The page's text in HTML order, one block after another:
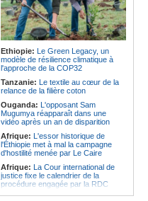
Angola:Une expédition automobile
favorise le tourisme à Humpata
Angola:La WAS-AC souhaite
collaborer avec le pays pour
stimuler l'aquaculture
Afrique:Un groupe parlementaire
se penche sur le rôle des femmes
dans l'interaction avec les
communautés
Ethiopie: Le Green Legacy, un
modèle de résilience climatique à
l'approche de la COP32
Tanzanie: Le textile au cœur de la
relance de la filière coton
Ouganda: L'opposant Sam
Mugumya réapparaît dans une
vidéo après un an de disparition
Afrique: L'essor historique de
l'Éthiopie met à mal la campagne
d'hostilité menée par Le Caire
Afrique: La Cour international de
justice fixe le calendrier de la
procédure engagée par la RDC